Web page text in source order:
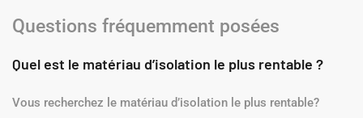
Questions fréquemment posées
Quel est le matériau d’isolation le plus rentable ?
Vous recherchez le matériau d’isolation le plus rentable?